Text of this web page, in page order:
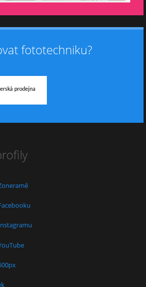
fototechniku?
prodejna